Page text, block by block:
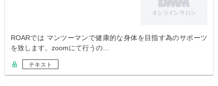
ROARでは マンツーマンで健康的な身体を目指す為のサポーツ
を致します。zoomにて行うの…
テキスト